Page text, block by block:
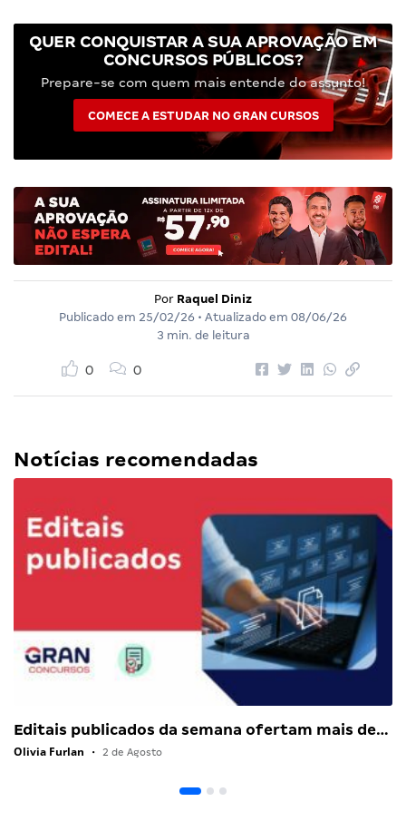
QUER CONQUISTAR A SUA APROVAÇÃO EM
CONCURSOS PÚBLICOS?
Prepare-se com quem mais entende do assunto!
COMECE A ESTUDAR NO GRAN CURSOS
Por Raquel Diniz
Publicado em 25/02/26 • Atualizado em 08/06/26
3 min. de leitura
0 0
Notícias recomendadas
Editais publicados da semana ofertam mais de…
Olivia Furlan • 2 de Agosto